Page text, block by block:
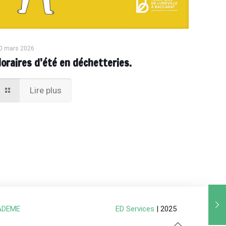
mars 2026
d’été en déchetteries.
Lire plus
ED Services | 2025